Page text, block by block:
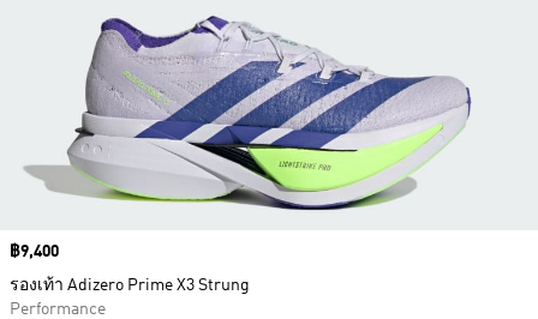
Price
฿9,400
รองเท้า Adizero Prime X3 Strung
Performance